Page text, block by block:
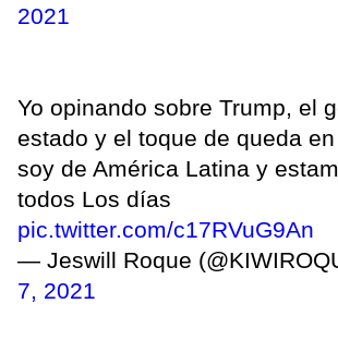
2021
Yo opinando sobre Trump, el
estado y el toque de queda
soy de América Latina y
todos Los días
pic.twitter.com/c17RVuG9An
— Jeswill Roque
7, 2021